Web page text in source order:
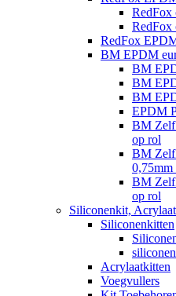
RedFox
RedFox
RedFox
BM EPDM
BM
BM
BM
EPDM
BM
op rol
BM
0,75mm
BM
op rol
Siliconenkit,
Siliconenkitten
Acrylaatkitten
Voegvullers